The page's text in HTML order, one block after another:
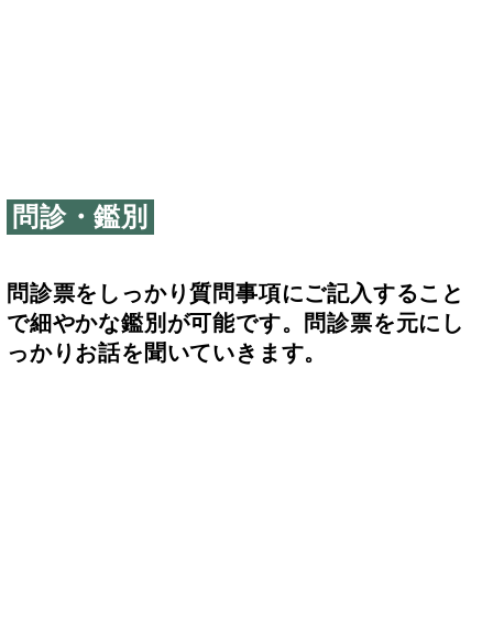
問診・鑑別
問診票をしっかり質問事項にご記入すること
で細やかな鑑別が可能です。問診票を元にし
っかりお話を聞いていきます。